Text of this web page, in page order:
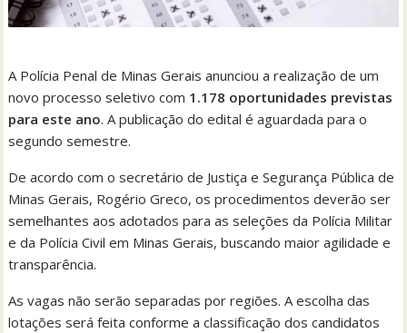
A Polícia Penal de Minas Gerais anunciou a realização de um
novo processo seletivo com 1.178 oportunidades previstas
para este ano. A publicação do edital é aguardada para o
segundo semestre.
De acordo com o secretário de Justiça e Segurança Pública de
Minas Gerais, Rogério Greco, os procedimentos deverão ser
semelhantes aos adotados para as seleções da Polícia Militar
e da Polícia Civil em Minas Gerais, buscando maior agilidade e
transparência.
As vagas não serão separadas por regiões. A escolha das
lotações será feita conforme a classificação dos candidatos